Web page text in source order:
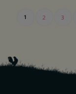
1 2 3